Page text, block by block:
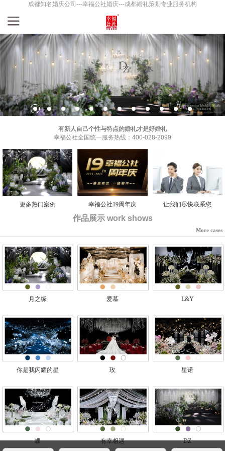
成都知名婚庆公司---幸福公社婚庆---成都婚礼策划专业服务机构
有新人自己个性与特点的婚礼才是好婚礼
幸福公社全国统一服务热线：400-028-2099
更多热门案例 幸福公社19周年庆 让我们尽快联系您
作品展示 work shows
More cases
月之缘 爱慕 L&Y
你是我闪耀的星 玫 星诺
蝶 有幸相遇 DZ